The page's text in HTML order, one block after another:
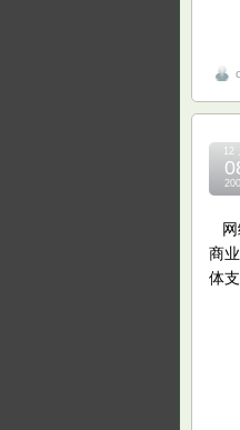
12
网
商
体
商
商
商